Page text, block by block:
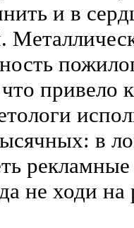
и в
привело
в
не ходи на